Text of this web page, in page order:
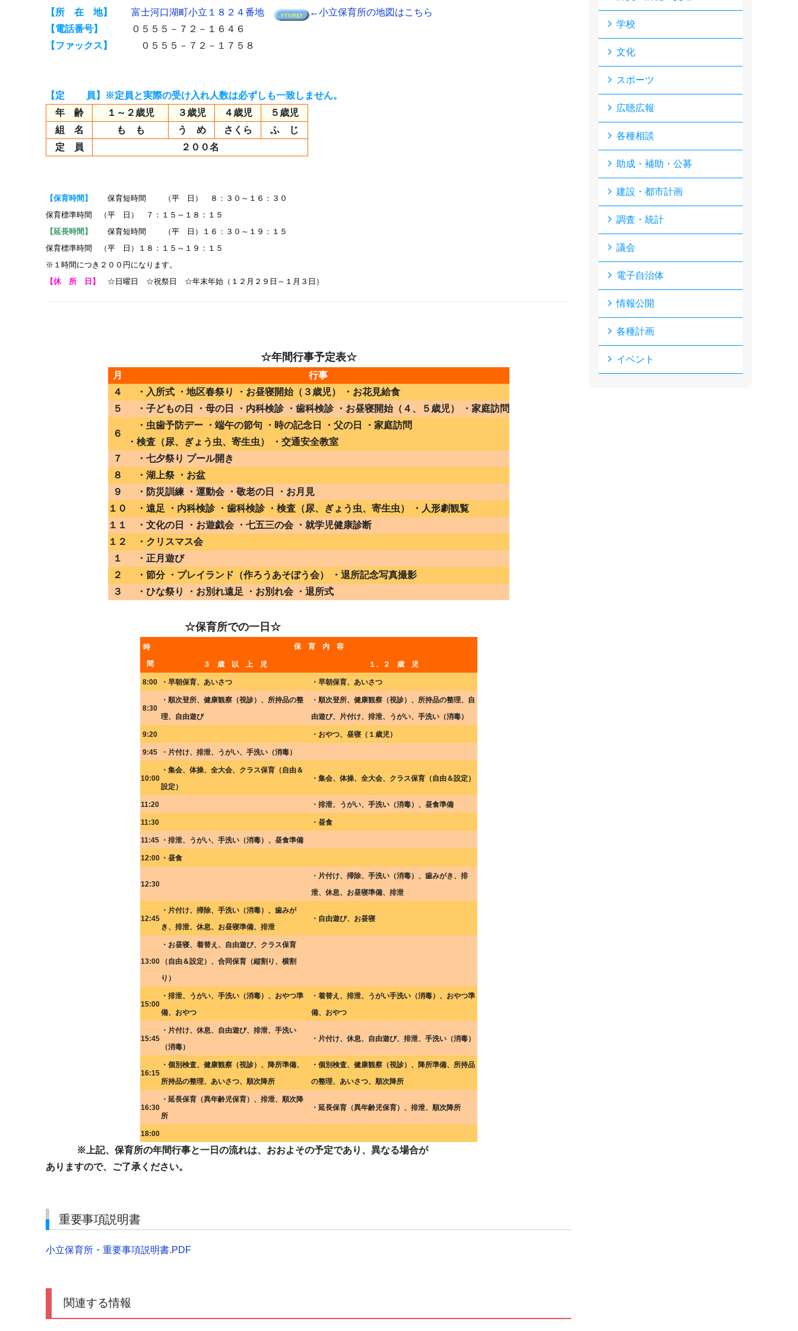
【所 在 地】 富士河口湖町小立１８２４番地
←小立保育所の地図はこちら
【電話番号】
０５５５－７２－１６４６
【ファックス】
０５５５－７２－１７５８
【定 員】※定員と実際の受け入れ人数は必ずしも一致しません。
年 齢
１～２歳児 ３歳児 ４歳児
５歳児
組 名
も も う め さくら
ふ じ
定 員
２００名
【保育時間】
保育短時間 （平 日） ８：３０～１６：３０
保育標準時間 （平 日） ７：１５～１８：１５
【延長時間】
保育短時間 （平 日）１６：３０～１９：１５
保育標準時間 （平 日）１８：１５～１９：１５
※１時間につき２００円になります。
【休 所 日】
☆日曜日 ☆祝祭日 ☆年末年始（１２月２９日～１月３日）
☆年間行事予定表☆
月
行事
４
・入所式 ・地区春祭り ・お昼寝開始（３歳児） ・お花見給食
５
・子どもの日 ・母の日 ・内科検診 ・歯科検診 ・お昼寝開始（４、５歳児） ・家庭訪問
６
・虫歯予防デー ・端午の節句 ・時の記念日 ・父の日 ・家庭訪問
・検査（尿、ぎょう虫、寄生虫） ・交通安全教室
７
・七夕祭り プール開き
８
・湖上祭 ・お盆
９
・防災訓練 ・運動会 ・敬老の日 ・お月見
１０
・遠足 ・内科検診 ・歯科検診 ・検査（尿、ぎょう虫、寄生虫） ・人形劇観覧
１１
・文化の日 ・お遊戯会 ・七五三の会 ・就学児健康診断
１２
・クリスマス会
１
・正月遊び
２
・節分 ・プレイランド（作ろうあそぼう会） ・退所記念写真撮影
３
・ひな祭り ・お別れ遠足 ・お別れ会 ・退所式
☆保育所での一日☆
時
間
保 育 内 容
３ 歳 以 上 児 １、２ 歳 児
8:00 ・早朝保育、あいさつ ・早朝保育、あいさつ
8:30
・順次登所、健康観察（視診）、所持品の整
理、自由遊び
・順次登所、健康観察（視診）、所持品の整理、自
由遊び、片付け、排泄、うがい、手洗い（消毒）
9:20 ・おやつ、昼寝（１歳児）
9:45 ・片付け、排泄、うがい、手洗い（消毒）
10:00
・集会、体操、全大会、クラス保育（自由＆
設定）
・集会、体操、全大会、クラス保育（自由＆設定）
11:20 ・排泄、うがい、手洗い（消毒）、昼食準備
11:30 ・昼食
11:45 ・排泄、うがい、手洗い（消毒）、昼食準備
12:00 ・昼食
12:30
・片付け、掃除、手洗い（消毒）、歯みがき、排
泄、休息、お昼寝準備、排泄
12:45
・片付け、掃除、手洗い（消毒）、歯みが
き、排泄、休息、お昼寝準備、排泄
・自由遊び、お昼寝
13:00
・お昼寝、着替え、自由遊び、クラス保育
（自由＆設定）、合同保育（縦割り、横割
り）
15:00
・排泄、うがい、手洗い（消毒）、おやつ準
備、おやつ
・着替え、排泄、うがい手洗い（消毒）、おやつ準
備、おやつ
15:45
・片付け、休息、自由遊び、排泄、手洗い
（消毒）
・片付け、休息、自由遊び、排泄、手洗い（消毒）
16:15
・個別検査、健康観察（視診）、降所準備、
所持品の整理、あいさつ、順次降所
・個別検査、健康観察（視診）、降所準備、所持品
の整理、あいさつ、順次降所
16:30
・延長保育（異年齢児保育）、排泄、順次降
所
・延長保育（異年齢児保育）、排泄、順次降所
18:00
※上記、保育所の年間行事と一日の流れは、おおよその予定であり、異なる場合が
ありますので、ご了承ください。
重要事項説明書
小立保育所・重要事項説明書.PDF
関連する情報
学校
文化
スポーツ
広聴広報
各種相談
助成・補助・公募
建設・都市計画
調査・統計
議会
電子自治体
情報公開
各種計画
イベント